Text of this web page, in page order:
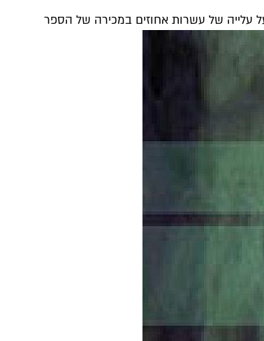
עלייה של עשרות אחוזים במכירה של הספר